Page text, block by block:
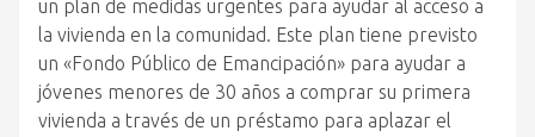
un plan de medidas urgentes para ayudar al acceso a
la vivienda en la comunidad. Este plan tiene previsto
un «Fondo Público de Emancipación» para ayudar a
jóvenes menores de 30 años a comprar su primera
vivienda a través de un préstamo para aplazar el